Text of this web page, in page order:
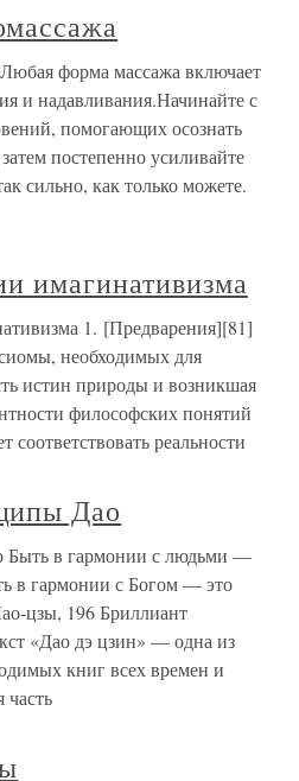
форма массажа включает
и надавливания.Начинайте с
помогающих осознать
постепенно усиливайте
сильно, как только можете.
имагинативизма
1. [Предварения][81]
необходимых для
истин природы и возникшая
философских понятий
соответствовать реальности
Дао
в гармонии с людьми —
в гармонии с Богом — это
цзы, 196 Бриллиант
«Дао дэ цзин» — одна из
книг всех времен и